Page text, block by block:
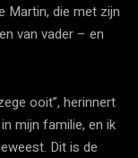
Martin, die met zijn
van vader – en
ooit”, herinnert
mijn familie, en ik
Dit is de